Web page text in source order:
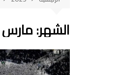
الشهر:مارس 2025